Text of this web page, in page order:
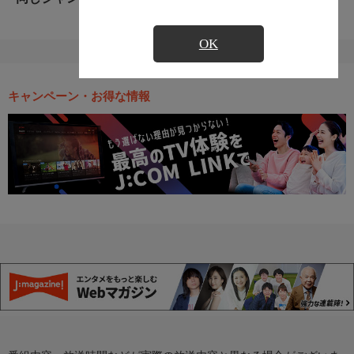
OK
キャンペーン・お得な情報